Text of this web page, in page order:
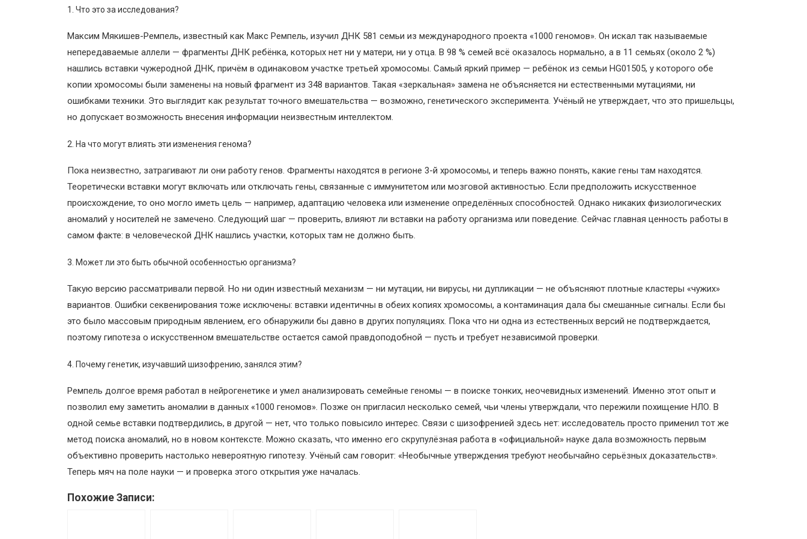
Что это за исследования?
Максим Мякишев-Ремпель, известный как Макс Ремпель, изучил ДНК 581 семьи из международного проекта «1000 геномов». Он искал так называемые
непередаваемые аллели — фрагменты ДНК ребёнка, которых нет ни у матери, ни у отца. В 98 % семей всё оказалось нормально, а в 11 семьях (около 2 %)
нашлись вставки чужеродной ДНК, причём в одинаковом участке третьей хромосомы. Самый яркий пример — ребёнок из семьи HG01505, у которого обе
копии хромосомы были заменены на новый фрагмент из 348 вариантов. Такая «зеркальная» замена не объясняется ни естественными мутациями, ни
ошибками техники. Это выглядит как результат точного вмешательства — возможно, генетического эксперимента. Учёный не утверждает, что это пришельцы,
но допускает возможность внесения информации неизвестным интеллектом.
На что могут влиять эти изменения генома?
Пока неизвестно, затрагивают ли они работу генов. Фрагменты находятся в регионе 3-й хромосомы, и теперь важно понять, какие гены там находятся.
Теоретически вставки могут включать или отключать гены, связанные с иммунитетом или мозговой активностью. Если предположить искусственное
происхождение, то оно могло иметь цель — например, адаптацию человека или изменение определённых способностей. Однако никаких физиологических
аномалий у носителей не замечено. Следующий шаг — проверить, влияют ли вставки на работу организма или поведение. Сейчас главная ценность работы в
самом факте: в человеческой ДНК нашлись участки, которых там не должно быть.
Может ли это быть обычной особенностью организма?
Такую версию рассматривали первой. Но ни один известный механизм — ни мутации, ни вирусы, ни дупликации — не объясняют плотные кластеры «чужих»
вариантов. Ошибки секвенирования тоже исключены: вставки идентичны в обеих копиях хромосомы, а контаминация дала бы смешанные сигналы. Если бы
это было массовым природным явлением, его обнаружили бы давно в других популяциях. Пока что ни одна из естественных версий не подтверждается,
поэтому гипотеза о искусственном вмешательстве остается самой правдоподобной — пусть и требует независимой проверки.
Почему генетик, изучавший шизофрению, занялся этим?
Ремпель долгое время работал в нейрогенетике и умел анализировать семейные геномы — в поиске тонких, неочевидных изменений. Именно этот опыт и
позволил ему заметить аномалии в данных «1000 геномов». Позже он пригласил несколько семей, чьи члены утверждали, что пережили похищение НЛО. В
одной семье вставки подтвердились, в другой — нет, что только повысило интерес. Связи с шизофренией здесь нет: исследователь просто применил тот же
метод поиска аномалий, но в новом контексте. Можно сказать, что именно его скрупулёзная работа в «официальной» науке дала возможность первым
объективно проверить настолько невероятную гипотезу. Учёный сам говорит: «Необычные утверждения требуют необычайно серьёзных доказательств».
Теперь мяч на поле науки — и проверка этого открытия уже началась.
Похожие Записи: